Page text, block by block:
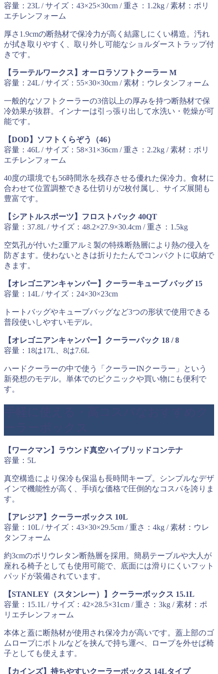
容量：23L / サイズ：43×25×30cm / 重さ：1.2kg / 素材：ポリ
エチレンフォーム
厚さ1.9cmの断熱材で保冷力が高く結露しにくい構造。汚れ
が拭き取りやすく、取り外し可能なショルダーストラップ付
きです。
【ラーテルワークス】オーロラソフトクーラー M
容量：24L / サイズ：55×30×30cm / 素材：ウレタンフォーム
一般的なソフトクーラーの3倍以上の厚みを持つ断熱材で保
冷効果が抜群。インナーは引っ張り出して水洗い・乾燥が可
能です。
【DOD】ソフトくらぞう（46）
容量：46L / サイズ：58×31×36cm / 重さ：2.2kg / 素材：ポリ
エチレンフォーム
40度の環境でも56時間氷を残存させる優れた保冷力。食材に
合わせて位置調整できる仕切りが2枚付属し、サイズ展開も
豊富です。
【シアトルスポーツ】フロストパック 40QT
容量：37.8L / サイズ：48.2×27.9×30.4cm / 重さ：1.5kg
空気孔が付いた2重アルミ製の特殊断熱層により熱の侵入を
防ぎます。使わないときは折りたたんでコンパクトに収納で
きます。
【オレゴニアンキャンパー】クーラーキューブ バッグ 15
容量：14L / サイズ：24×30×23cm
トートバッグやキューブバッグなど3つの形状で使用できる
普段使いしやすいモデル。
【オレゴニアンキャンパー】クーラーパック 18 / 8
容量：18は17L、8は7.6L
ハードクーラーの中で使う「クーラーINクーラー」という
新発想のモデル。単体でのピクニックや買い物にも便利で
す。
【ワークマン】ラウンド真空ハイブリッドコンテナ
容量：5L
真空構造により保冷も保温も長時間キープ。シンプルなデザ
インで機能性が高く、手頃な価格で圧倒的なコスパを誇りま
す。
【アレジア】クーラーボックス 10L
容量：10L / サイズ：43×30×29.5cm / 重さ：4kg / 素材：ウレ
タンフォーム
約3cmのポリウレタン断熱層を採用。簡易テーブルや大人が
座れる椅子としても使用可能で、底面には滑りにくいフット
パッドが装備されています。
【STANLEY（スタンレー）】クーラーボックス 15.1L
容量：15.1L / サイズ：42×28.5×31cm / 重さ：3kg / 素材：ポ
リエチレンフォーム
本体と蓋に断熱材が使用され保冷力が高いです。蓋上部のゴ
ムロープにボトルなどを挟んで持ち運べ、ロープを外せば椅
子としても使えます。
【カインズ】持ちやすいクーラーボックス 14Lタイプ